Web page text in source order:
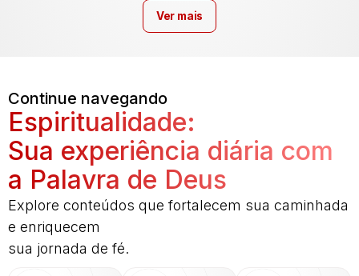
Ver mais
Continue navegando
Espiritualidade:
Sua experiência diária com
a Palavra de Deus
Explore conteúdos que fortalecem sua caminhada
e enriquecem
sua jornada de fé.